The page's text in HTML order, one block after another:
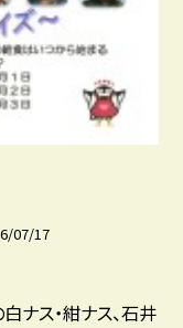
07/17
ナス・紺ナス、石井